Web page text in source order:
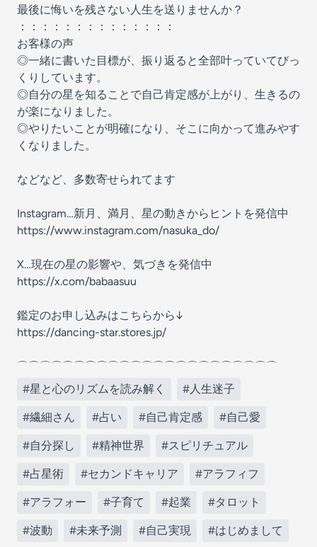
最後に悔いを残さない人生を送りませんか？
：：：：：：：：：：：：：：
お客様の声
◎一緒に書いた目標が、振り返ると全部叶っていてびっ
くりしています。
◎自分の星を知ることで自己肯定感が上がり、生きるの
が楽になりました。
◎やりたいことが明確になり、そこに向かって進みやす
くなりました。
などなど、多数寄せられてます
Instagram…新月、満月、星の動きからヒントを発信中
https://www.instagram.com/nasuka_do/
X…現在の星の影響や、気づきを発信中
https://x.com/babaasuu
鑑定のお申し込みはこちらから↓
https://dancing-star.stores.jp/
⌒⌒⌒⌒⌒⌒⌒⌒⌒⌒⌒⌒⌒⌒⌒⌒⌒⌒⌒⌒⌒⌒⌒
#星と心のリズムを読み解く
#人生迷子
#繊細さん #占い #自己肯定感 #自己愛
#自分探し #精神世界 #スピリチュアル
#占星術 #セカンドキャリア #アラフィフ
#アラフォー #子育て #起業 #タロット
#波動 #未来予測 #自己実現 #はじめまして